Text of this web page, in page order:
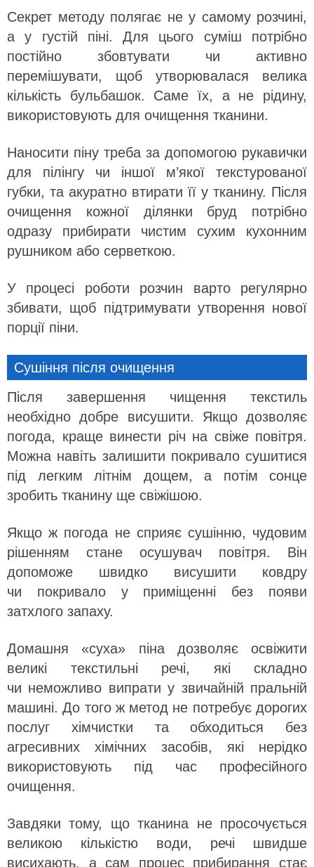
Секрет методу полягає не у самому розчині,
а у густій піні. Для цього суміш потрібно
постійно збовтувати чи активно
перемішувати, щоб утворювалася велика
кількість бульбашок. Саме їх, а не рідину,
використовують для очищення тканини.
Наносити піну треба за допомогою рукавички
для пілінгу чи іншої м’якої текстурованої
губки, та акуратно втирати її у тканину. Після
очищення кожної ділянки бруд потрібно
одразу прибирати чистим сухим кухонним
рушником або серветкою.
У процесі роботи розчин варто регулярно
збивати, щоб підтримувати утворення нової
порції піни.
Сушіння після очищення
Після завершення чищення текстиль
необхідно добре висушити. Якщо дозволяє
погода, краще винести річ на свіже повітря.
Можна навіть залишити покривало сушитися
під легким літнім дощем, а потім сонце
зробить тканину ще свіжішою.
Якщо ж погода не сприяє сушінню, чудовим
рішенням стане осушувач повітря. Він
допоможе швидко висушити ковдру
чи покривало у приміщенні без появи
затхлого запаху.
Домашня «суха» піна дозволяє освіжити
великі текстильні речі, які складно
чи неможливо випрати у звичайній пральній
машині. До того ж метод не потребує дорогих
послуг хімчистки та обходиться без
агресивних хімічних засобів, які нерідко
використовують під час професійного
очищення.
Завдяки тому, що тканина не просочується
великою кількістю води, речі швидше
висихають, а сам процес прибирання стає